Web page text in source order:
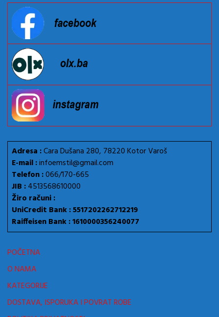
Adresa :Cara Dušana 280, 78220 Kotor Varoš
E-mail :infoemstil@gmail.com
Telefon :066/170-665
JIB :4513568610000
Žiro računi :
UniCredit Bank : 5517202262712219
Raiffeisen Bank : 1610000356240077
POČETNA
O NAMA
KATEGORIJE
DOSTAVA, ISPORUKA I POVRAT ROBE